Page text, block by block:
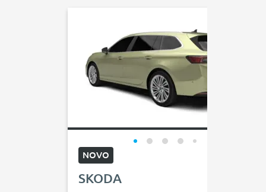
NOVO
SKODA